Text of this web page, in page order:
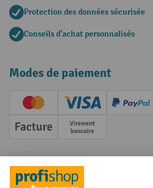
Protection des données sécurisée
Conseils d'achat personnalisés
Modes de paiement
Creditcard (Master)Creditcard (Visa)
PayPal
Facture Paiement anticipé
Réseaux sociaux